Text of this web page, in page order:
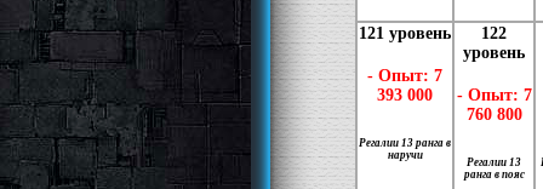
121 уровень
- Опыт: 7
393 000
Регалии 13 ранга в
наручи
122
уровень
- Опыт: 7
760 800
Регалии 13
ранга в пояс